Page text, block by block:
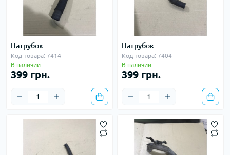
Патрубок
Код товара: 7414
В наличии
399 грн.
Патрубок
Код товара: 7404
В наличии
399 грн.